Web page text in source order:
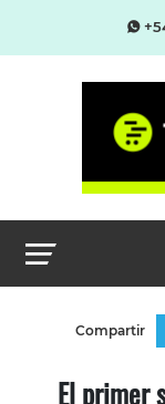
Compartir
El primer